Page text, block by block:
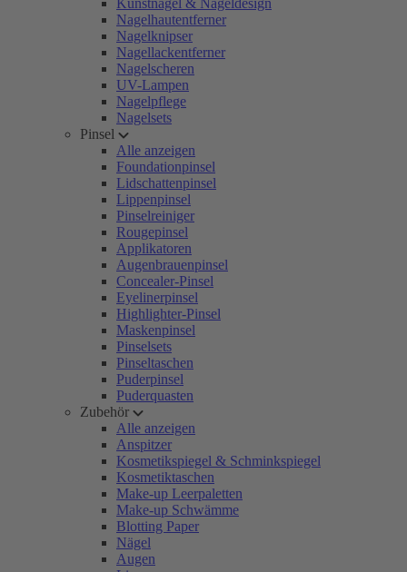
Kunstnägel & Nageldesign
Nagelhautentferner
Nagelknipser
Nagellackentferner
Nagelscheren
UV-Lampen
Nagelpflege
Nagelsets
Pinsel
Alle anzeigen
Foundationpinsel
Lidschattenpinsel
Lippenpinsel
Pinselreiniger
Rougepinsel
Applikatoren
Augenbrauenpinsel
Concealer-Pinsel
Eyelinerpinsel
Highlighter-Pinsel
Maskenpinsel
Pinselsets
Pinseltaschen
Puderpinsel
Puderquasten
Zubehör
Alle anzeigen
Anspitzer
Kosmetikspiegel & Schminkspiegel
Kosmetiktaschen
Make-up Leerpaletten
Make-up Schwämme
Blotting Paper
Nägel
Augen